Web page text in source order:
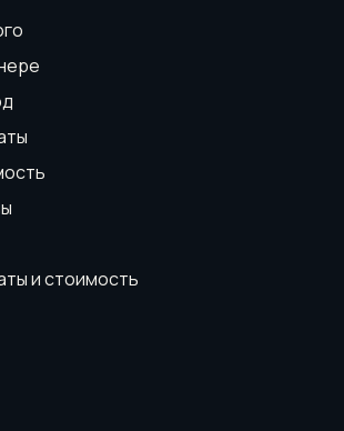
и стоимость